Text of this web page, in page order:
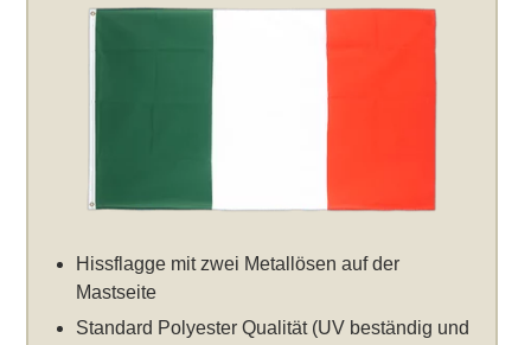
Hissflagge mit zwei Metallösen auf der
Mastseite
Standard Polyester Qualität (UV beständig und